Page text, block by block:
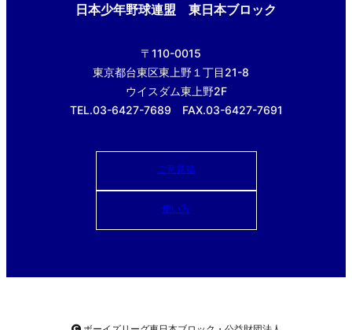
日本少年野球連盟 東日本ブロック
〒110-0015
東京都台東区東上野１丁目21-8
ウイスダム東上野2F
TEL.03-6427-7689 FAX.03-6427-7691
ご意見箱
使い方